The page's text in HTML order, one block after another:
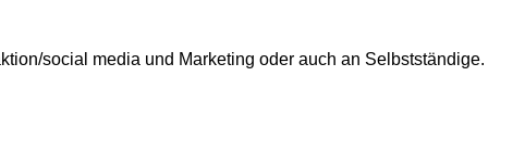
social media und Marketing oder auch an Selbstständige.